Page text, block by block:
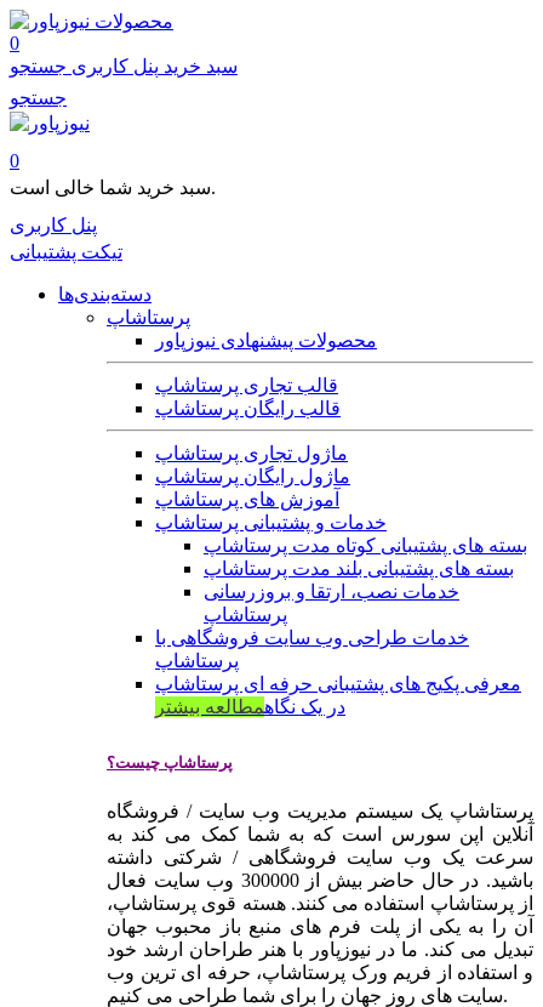
محصولات
0
سبد خرید پنل کاربری جستجو
جستجو
0
سبد خرید شما خالی است.
پنل کاربری
تیکت پشتیبانی
دسته‌بندی‌ها
پرستاشاپ
محصولات پیشنهادی نیوزپاور
قالب تجاری پرستاشاپ
قالب رایگان پرستاشاپ
ماژول تجاری پرستاشاپ
ماژول رایگان پرستاشاپ
آموزش های پرستاشاپ
خدمات و پشتیبانی پرستاشاپ
بسته های پشتیبانی کوتاه مدت پرستاشاپ
بسته های پشتیبانی بلند مدت پرستاشاپ
خدمات نصب، ارتقا و بروزرسانی
پرستاشاپ
خدمات طراحی وب سایت فروشگاهی با
پرستاشاپ
معرفی پکیج های پشتیبانی حرفه ای پرستاشاپ
در یک نگاهمطالعه بیشتر
پرستاشاپ چیست؟
پرستاشاپ یک سیستم مدیریت وب سایت / فروشگاه
آنلاین اپن سورس است که به شما کمک می کند به
سرعت یک وب سایت فروشگاهی / شرکتی داشته
باشید. در حال حاضر بیش از 300000 وب سایت فعال
از پرستاشاپ استفاده می کنند. هسته قوی پرستاشاپ،
آن را به یکی از پلت فرم های منبع باز محبوب جهان
تبدیل می کند. ما در نیوزپاور با هنر طراحان ارشد خود
و استفاده از فریم ورک پرستاشاپ، حرفه ای ترین وب
سایت های روز جهان را برای شما طراحی می کنیم.